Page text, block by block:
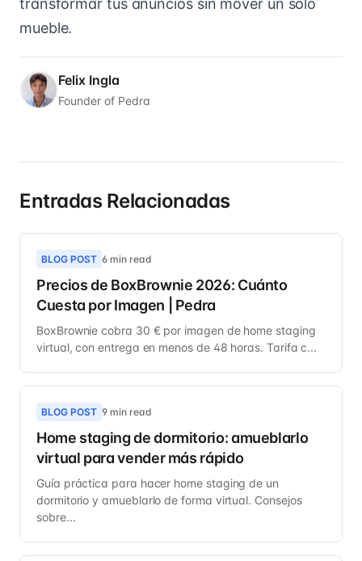
transformar tus anuncios sin mover un solo
mueble.
Felix Ingla
Founder of Pedra
Entradas Relacionadas
BLOG POST 6 min read
Precios de BoxBrownie 2026: Cuánto
Cuesta por Imagen | Pedra
BoxBrownie cobra 30 € por imagen de home staging
virtual, con entrega en menos de 48 horas. Tarifa c...
BLOG POST 9 min read
Home staging de dormitorio: amueblarlo
virtual para vender más rápido
Guía práctica para hacer home staging de un
dormitorio y amueblarlo de forma virtual. Consejos
sobre...